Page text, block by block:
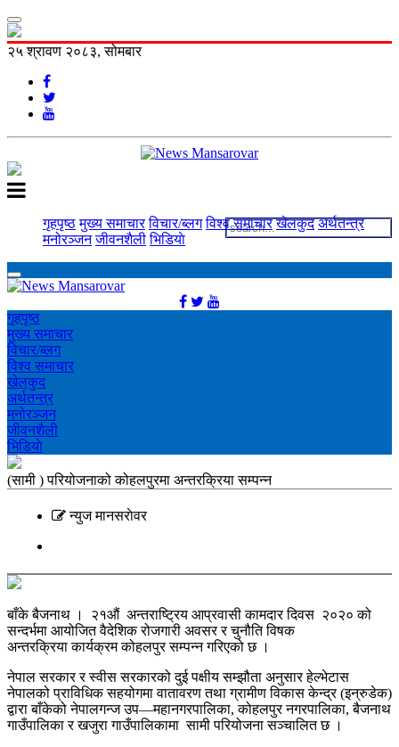
२५ श्रावण २०८३, सोमबार
गृहपृष्ठ मुख्य समाचार विचार/ब्लग विश्व समाचार खेलकुद अर्थतन्त्र
मनोरञ्‍जन जीवनशैली भिडियाे
गृहपृष्ठ
मुख्य समाचार
विचार/ब्लग
विश्व समाचार
खेलकुद
अर्थतन्त्र
मनोरञ्‍जन
जीवनशैली
भिडियाे
(सामी ) परियोजनाको कोहलपुरमा अन्तरक्रिया सम्पन्न
न्युज मानसराेवर
बाँके बैजनाथ । २१औं अन्तराष्ट्रिय आप्रवासी कामदार दिवस २०२० को
सन्दर्भमा आयोजित वैदेशिक रोजगारी अवसर र चुनौति विषक
अन्तरक्रिया कार्यक्रम कोहलपुर सम्पन्न गरिएको छ ।
नेपाल सरकार र स्वीस सरकारको दुई पक्षीय सम्झौता अनुसार हेल्भेटास
नेपालको प्राविधिक सहयोगमा वातावरण तथा ग्रामीण विकास केन्द्र (इन्रुडेक)
द्वारा बाँकेको नेपालगन्ज उप—महानगरपालिका, कोहलपुर नगरपालिका, बैजनाथ
गाउँपालिका र खजुरा गाउँपालिकामा सामी परियोजना सञ्चालित छ ।